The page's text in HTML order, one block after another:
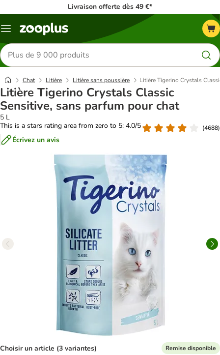
Livraison offerte dès 49 €*
Menu
Rechercher
des
produits
Chat Litière Litière sans poussière Litière Tigerino Crystals
Litière Tigerino Crystals Classic
Sensitive, sans parfum pour chat
5 L
This is a stars rating area from zero to 5: 4.0/5
(4688)
Écrivez un avis
Choisir un article (3 variantes) Remise disponible